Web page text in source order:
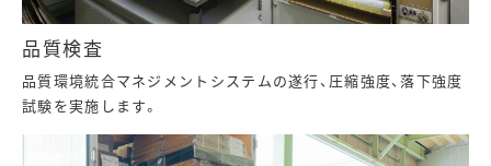
品質検査
品質環境統合マネジメントシステムの遂行、圧縮強度、落下強度
試験を実施します。